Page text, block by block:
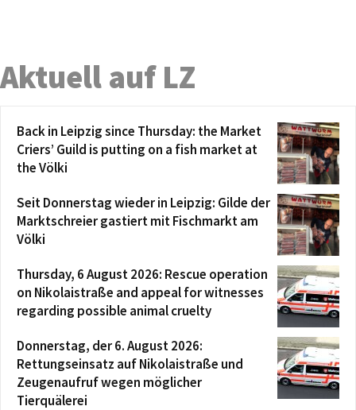
Aktuell auf LZ
Back in Leipzig since Thursday: the Market
Criers’ Guild is putting on a fish market at
the Völki
Seit Donnerstag wieder in Leipzig: Gilde der
Marktschreier gastiert mit Fischmarkt am
Völki
Thursday, 6 August 2026: Rescue operation
on Nikolaistraße and appeal for witnesses
regarding possible animal cruelty
Donnerstag, der 6. August 2026:
Rettungseinsatz auf Nikolaistraße und
Zeugenaufruf wegen möglicher
Tierquälerei